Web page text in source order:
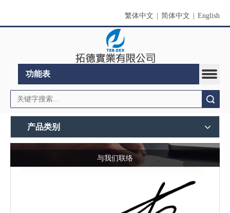
繁体中文 简体中文 English
功能表
产品类别
与我们联络